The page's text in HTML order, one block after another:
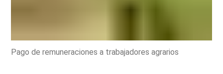
Pago de remuneraciones a trabajadores agrarios